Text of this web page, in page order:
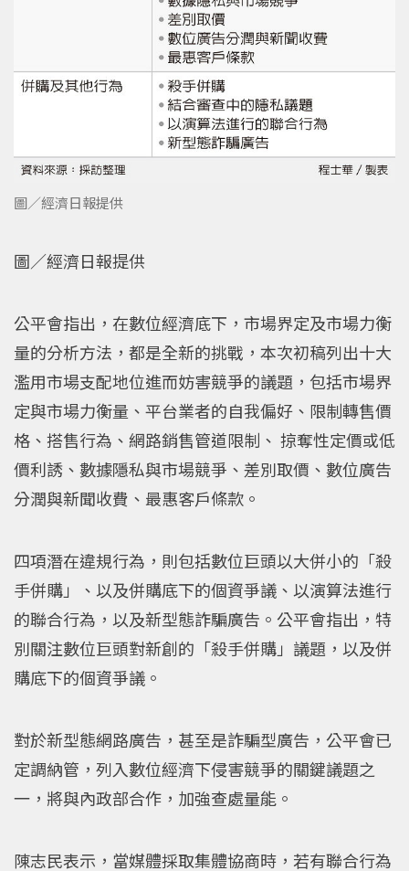
圖／經濟日報提供
圖／經濟日報提供
公平會指出，在數位經濟底下，市場界定及市場力衡
量的分析方法，都是全新的挑戰，本次初稿列出十大
濫用市場支配地位進而妨害競爭的議題，包括市場界
定與市場力衡量、平台業者的自我偏好、限制轉售價
格、搭售行為、網路銷售管道限制、 掠奪性定價或低
價利誘、數據隱私與市場競爭、差別取價、數位廣告
分潤與新聞收費、最惠客戶條款。
四項潛在違規行為，則包括數位巨頭以大併小的「殺
手併購」、以及併購底下的個資爭議、以演算法進行
的聯合行為，以及新型態詐騙廣告。公平會指出，特
別關注數位巨頭對新創的「殺手併購」議題，以及併
購底下的個資爭議。
對於新型態網路廣告，甚至是詐騙型廣告，公平會已
定調納管，列入數位經濟下侵害競爭的關鍵議題之
一，將與內政部合作，加強查處量能。
陳志民表示，當媒體採取集體協商時，若有聯合行為